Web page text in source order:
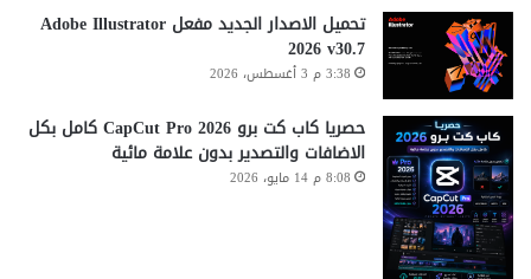
تحميل الاصدار الجديد مفعل Adobe Illustrator
2026 v30.7
3:38 م 3 أغسطس، 2026
حصريا كاب كت برو CapCut Pro 2026 كامل بكل
الاضافات والتصدير بدون علامة مائية
8:08 م 14 مايو، 2026